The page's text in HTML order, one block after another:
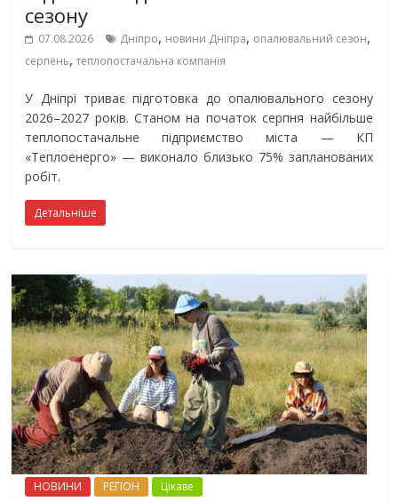
сезону
07.08.2026 Дніпро, новини Дніпра, опалювальний сезон,
серпень,теплопостачальна компанія
У Дніпрі триває підготовка до опалювального сезону
2026–2027 років. Станом на початок серпня найбільше
теплопостачальне підприємство міста — КП
«Теплоенерго» — виконало близько 75% запланованих
робіт.
Детальніше
НОВИНИ РЕГІОН Цікаве